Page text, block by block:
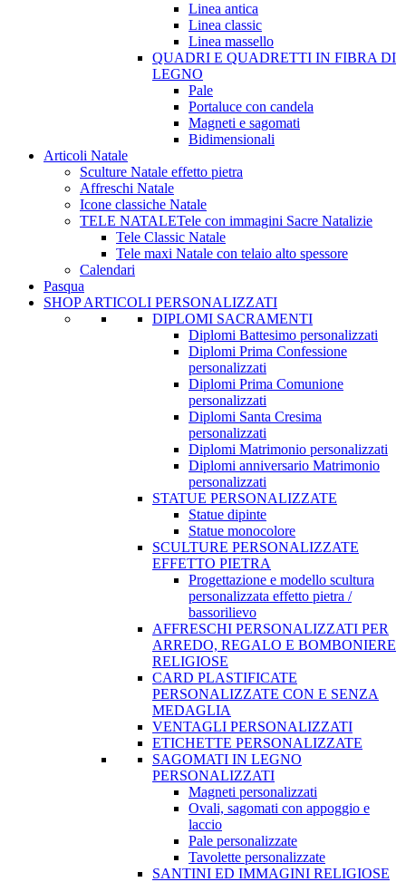
Linea antica
Linea classic
Linea massello
QUADRI E QUADRETTI IN FIBRA DI
LEGNO
Pale
Portaluce con candela
Magneti e sagomati
Bidimensionali
Articoli Natale
Sculture Natale effetto pietra
Affreschi Natale
Icone classiche Natale
TELE NATALETele con immagini Sacre Natalizie
Tele Classic Natale
Tele maxi Natale con telaio alto spessore
Calendari
Pasqua
SHOP ARTICOLI PERSONALIZZATI
DIPLOMI SACRAMENTI
Diplomi Battesimo personalizzati
Diplomi Prima Confessione
personalizzati
Diplomi Prima Comunione
personalizzati
Diplomi Santa Cresima
personalizzati
Diplomi Matrimonio personalizzati
Diplomi anniversario Matrimonio
personalizzati
STATUE PERSONALIZZATE
Statue dipinte
Statue monocolore
SCULTURE PERSONALIZZATE
EFFETTO PIETRA
Progettazione e modello scultura
personalizzata effetto pietra /
bassorilievo
AFFRESCHI PERSONALIZZATI PER
ARREDO, REGALO E BOMBONIERE
RELIGIOSE
CARD PLASTIFICATE
PERSONALIZZATE CON E SENZA
MEDAGLIA
VENTAGLI PERSONALIZZATI
ETICHETTE PERSONALIZZATE
SAGOMATI IN LEGNO
PERSONALIZZATI
Magneti personalizzati
Ovali, sagomati con appoggio e
laccio
Pale personalizzate
Tavolette personalizzate
SANTINI ED IMMAGINI RELIGIOSE